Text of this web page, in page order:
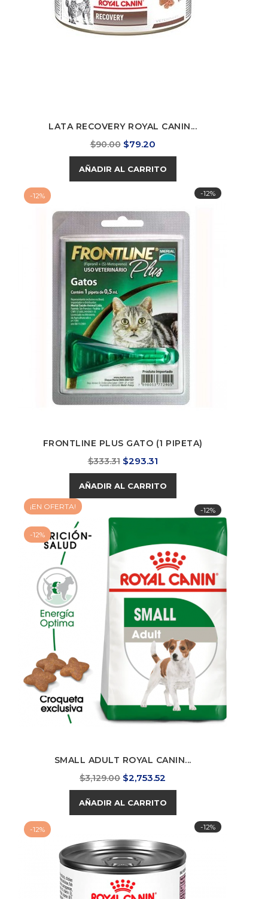
LATA RECOVERY ROYAL CANIN...
Precio
base
$90.00 Precio
$79.20
AÑADIR AL CARRITO
-12%
-12%
FRONTLINE PLUS GATO (1 PIPETA)
Precio
base
$333.31 Precio
$293.31
AÑADIR AL CARRITO
-12%
¡EN OFERTA!
-12%
SMALL ADULT ROYAL CANIN...
Precio
base
$3,129.00 Precio
$2,753.52
AÑADIR AL CARRITO
-12%
-12%